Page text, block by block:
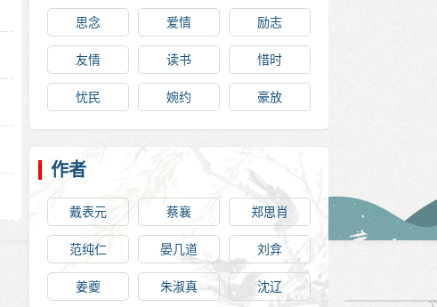
思念 爱情 励志
友情 读书 惜时
忧民 婉约 豪放
作者
戴表元 蔡襄 郑思肖
范纯仁 晏几道 刘弇
姜夔 朱淑真 沈辽